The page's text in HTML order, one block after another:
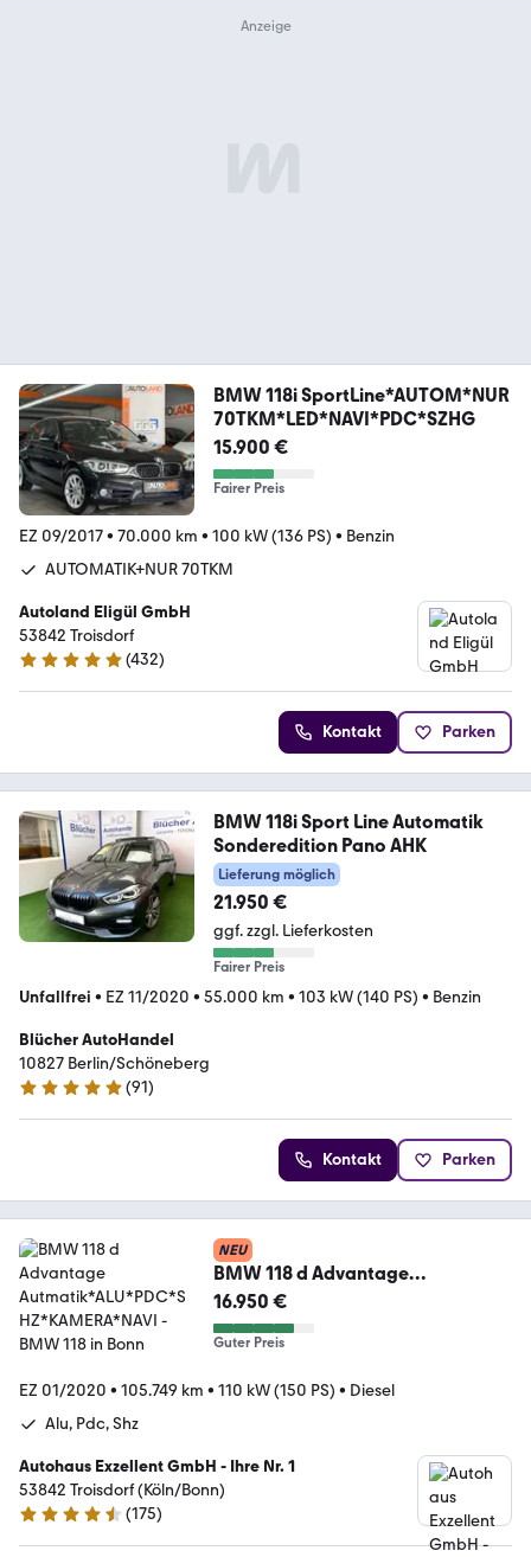
BMW 118i SportLine*AUTOM*NUR
70TKM*LED*NAVI*PDC*SZHG
15.900 €
Fairer Preis
EZ 09/2017• 70.000 km • 100 kW (136 PS) • Benzin
AUTOMATIK+NUR 70TKM
Autoland Eligül GmbH
53842 Troisdorf
4.8 Sterne
(432)
Kontakt Parken
BMW 118i Sport Line Automatik
Sonderedition Pano AHK
Lieferung möglich
21.950 €
ggf. zzgl. Lieferkosten
Fairer Preis
Unfallfrei • EZ 11/2020 • 55.000 km • 103 kW (140 PS) • Benzin
Blücher AutoHandel
10827 Berlin/Schöneberg
4.8 Sterne
(91)
Kontakt Parken
NEU
BMW 118 d Advantage
Autmatik*ALU*PDC*SHZ*KAMERA
*NAVI
16.950 €
Guter Preis
EZ 01/2020 • 105.749 km • 110 kW (150 PS) • Diesel
Alu, Pdc, Shz
Autohaus Exzellent GmbH - Ihre Nr. 1
53842 Troisdorf (Köln/Bonn)
4.7 Sterne
(175)